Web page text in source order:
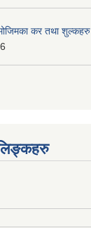
कर तथा शुल्कहरु